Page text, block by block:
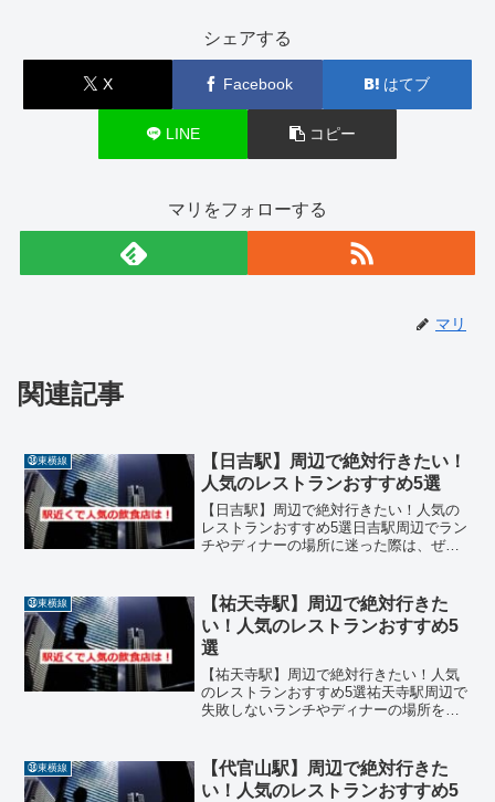
シェアする
X Facebook はてブ
LINE コピー
マリをフォローする
マリ
関連記事
㊳東横線
【日吉駅】周辺で絶対行きたい！
人気のレストランおすすめ5選
【日吉駅】周辺で絶対行きたい！人気の
レストランおすすめ5選日吉駅周辺でラン
チやディナーの場所に迷った際は、ぜひ
わいをカジュアルに楽しめるレストラン
や、温かい接客が心地よ...
㊳東横線
【祐天寺駅】周辺で絶対行きた
い！人気のレストランおすすめ5
選
【祐天寺駅】周辺で絶対行きたい！人気
のレストランおすすめ5選祐天寺駅周辺で
失敗しないランチやディナーの場所を探
が便利な駅近の店舗から、閑静な住宅街
に佇む雰囲気抜群のお店...
㊳東横線
【代官山駅】周辺で絶対行きた
い！人気のレストランおすすめ5